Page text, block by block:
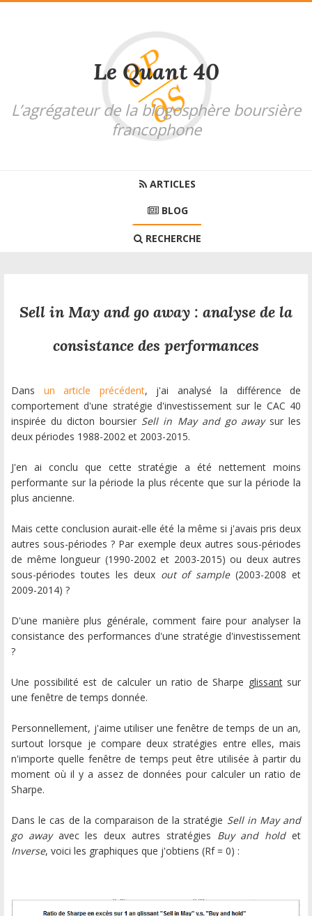
Le Quant 40
L’agrégateur de la blogosphère boursière
francophone
ARTICLES
BLOG
RECHERCHE
Sell in May and go away : analyse de la
consistance des performances
Dans un article précédent, j'ai analysé la différence de
comportement d'une stratégie d'investissement sur le CAC 40
inspirée du dicton boursier Sell in May and go awaysur les
deux périodes 1988-2002 et 2003-2015.
J'en ai conclu que cette stratégie a été nettement moins
performante sur la période la plus récente que sur la période la
plus ancienne.
Mais cette conclusion aurait-elle été la même si j'avais pris deux
autres sous-périodes ? Par exemple deux autres sous-périodes
de même longueur (1990-2002 et 2003-2015) ou deux autres
sous-périodes toutes les deux out of sample(2003-2008 et
2009-2014) ?
D'une manière plus générale, comment faire pour analyser la
consistance des performances d'une stratégie d'investissement
?
Une possibilité est de calculer un ratio de Sharpe glissantsur
une fenêtre de temps donnée.
Personnellement, j'aime utiliser une fenêtre de temps de un an,
surtout lorsque je compare deux stratégies entre elles, mais
n'importe quelle fenêtre de temps peut être utilisée à partir du
moment où il y a assez de données pour calculer un ratio de
Sharpe.
Dans le cas de la comparaison de la stratégie Sell in May and
go awayavec les deux autres stratégies Buy and holdet
Inverse, voici les graphiques que j'obtiens (Rf = 0) :